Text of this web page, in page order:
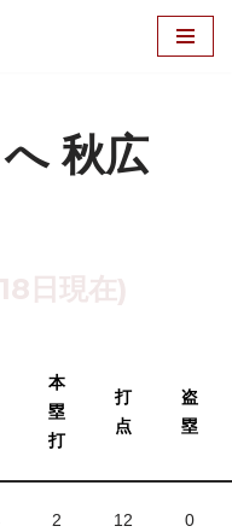
へ 秋広
日現在)
本
塁
打
打
点
盗
塁
2 12 0